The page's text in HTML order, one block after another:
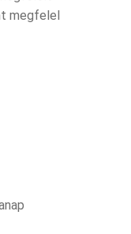
megfelel